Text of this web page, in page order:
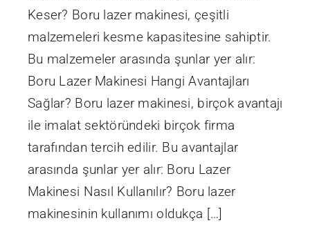
Keser? Boru lazer makinesi, çeşitli
malzemeleri kesme kapasitesine sahiptir.
Bu malzemeler arasında şunlar yer alır:
Boru Lazer Makinesi Hangi Avantajları
Sağlar? Boru lazer makinesi, birçok avantajı
ile imalat sektöründeki birçok firma
tarafından tercih edilir. Bu avantajlar
arasında şunlar yer alır: Boru Lazer
Makinesi Nasıl Kullanılır? Boru lazer
makinesinin kullanımı oldukça […]